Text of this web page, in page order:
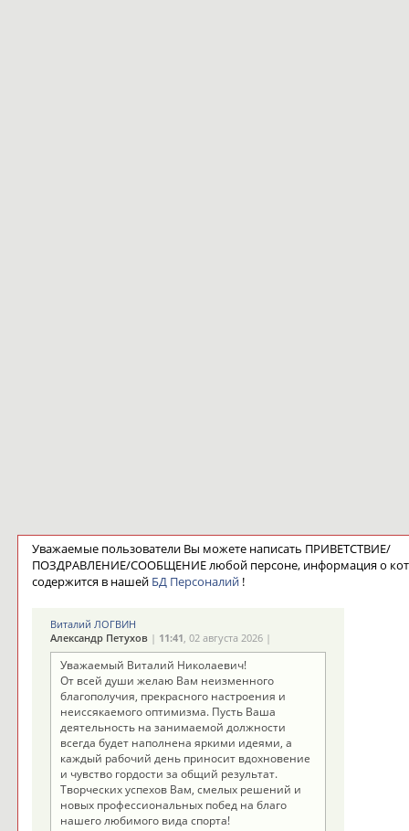
Уважаемые пользователи Вы можете написать ПРИВЕТСТВИЕ/
ПОЗДРАВЛЕНИЕ/СООБЩЕНИЕ любой персоне, информация о
содержится в нашей БД Персоналий!
Виталий ЛОГВИН
Александр Петухов| 11:41, 02 августа 2026 |
Уважаемый Виталий Николаевич!
От всей души желаю Вам неизменного
благополучия, прекрасного настроения и
неиссякаемого оптимизма. Пусть Ваша
деятельность на занимаемой должности
всегда будет наполнена яркими идеями, а
каждый рабочий день приносит вдохновение
и чувство гордости за общий результат.
Творческих успехов Вам, смелых решений и
новых профессиональных побед на благо
нашего любимого вида спорта!